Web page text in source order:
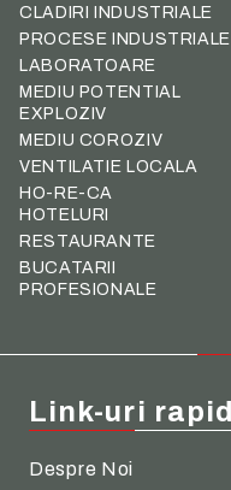
CLADIRI INDUSTRIALE
PROCESE INDUSTRIALE
LABORATOARE
MEDIU POTENTIAL
EXPLOZIV
MEDIU COROZIV
VENTILATIE LOCALA
HO-RE-CA
HOTELURI
RESTAURANTE
BUCATARII
PROFESIONALE
Link-uri
Despre Noi